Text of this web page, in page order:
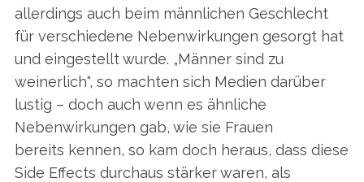
allerdings auch beim männlichen Geschlecht
für verschiedene Nebenwirkungen gesorgt hat
und eingestellt wurde. „Männer sind zu
weinerlich“, so machten sich Medien darüber
lustig – doch auch wenn es ähnliche
Nebenwirkungen gab, wie sie Frauen
bereits kennen, so kam doch heraus, dass diese
Side Effects durchaus stärker waren, als